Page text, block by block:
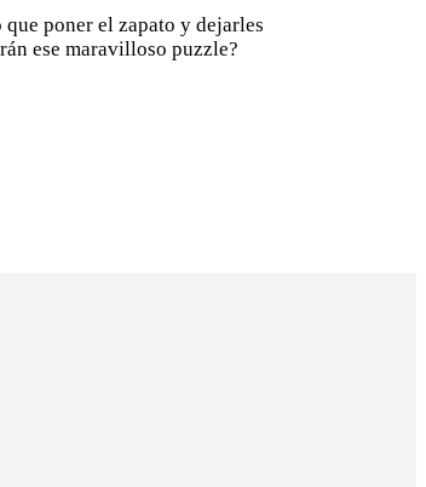
poner el zapato y dejarles
ese maravilloso puzzle?